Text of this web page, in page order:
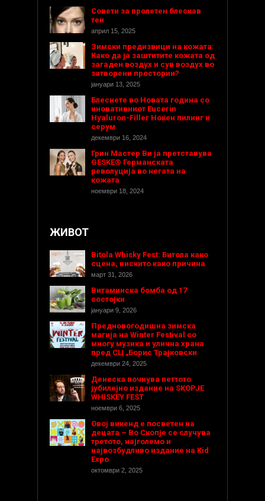
Совети за пролетен блескав
тен
април 15, 2025
Зимски предизвици на кожата:
Како да ја заштитите кожата од
загаден воздух и сув воздух во
затворени простории?
јануари 13, 2025
Блеснете во Новата година со
иновативниот Eucerin
Hyaluron-Filler Ноќен пилинг и
серум
декември 16, 2024
Грин Мастер Ви ја претставува
GESKE® Германската
револуција во негата на
кожата
ноември 18, 2024
ЖИВОТ
Bitola Whisky Fest: Битола како
сцена, вискито како причина
март 31, 2026
Витаминска бомба од 17
состојки
јануари 9, 2026
Предновогодишнa зимска
магија на Winter Festival со
многу музика и улична храна
пред СЦ „Борис Трајковски
декември 24, 2025
Денеска почнува петтото
јубилејно издание на SKOPJE
WHISKEY FEST
ноември 6, 2025
Овој викенд е посветен на
децата – Во Скопје се случува
третото, најголемо и
највозбудливо издание на Kid
Expo
октомври 2, 2025